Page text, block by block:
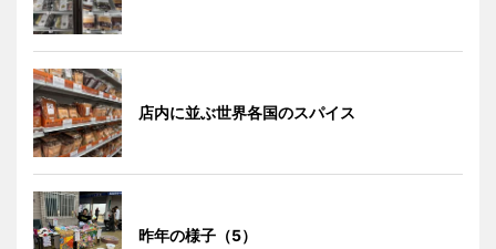
店内に並ぶ世界各国のスパイス
昨年の様子（5）